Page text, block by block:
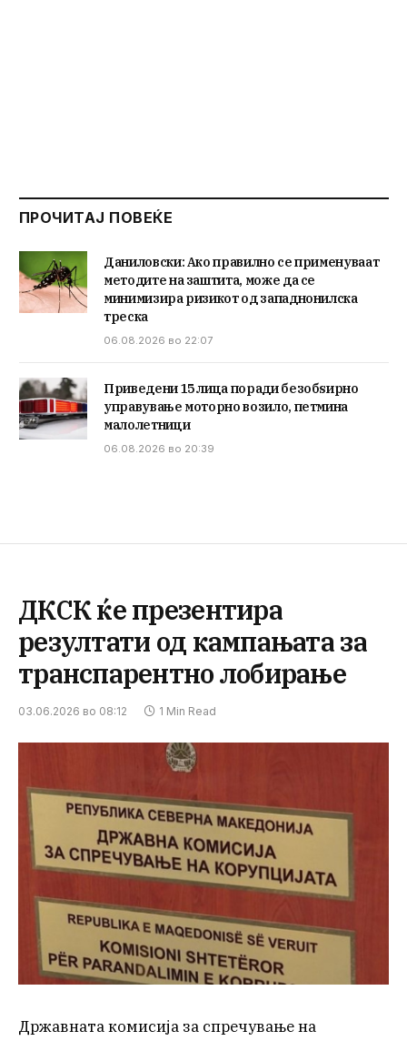
ПРОЧИТАЈ ПОВЕЌЕ
Даниловски: Ако правилно се применуваат
методите на заштита, може да се
минимизира ризикот од западнонилска
треска
06.08.2026 во 22:07
Приведени 15 лица поради безобѕирно
управување моторно возило, петмина
малолетници
06.08.2026 во 20:39
ДКСК ќе презентира
резултати од кампањата за
транспарентно лобирање
03.06.2026 во 08:12 1 Min Read
Државната комисија за спречување на